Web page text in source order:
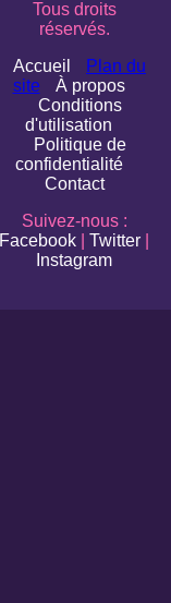
Tous droits
réservés.
Accueil
Plan du
site
À propos
Conditions
d'utilisation
Politique de
confidentialité
Contact
Suivez-nous :
Facebook
Twitter
Instagram